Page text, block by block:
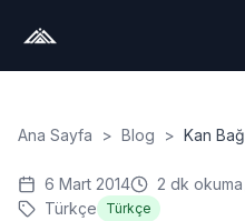
Ana Sayfa > Blog > Kan
6 Mart 2014 2 dk okuma
Türkçe
Türkçe